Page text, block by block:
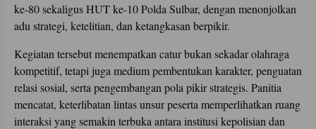
ke-80 sekaligus HUT ke-10 Polda Sulbar, dengan menonjolkan
adu strategi, ketelitian, dan ketangkasan berpikir.
Kegiatan tersebut menempatkan catur bukan sekadar olahraga
kompetitif, tetapi juga medium pembentukan karakter, penguatan
relasi sosial, serta pengembangan pola pikir strategis. Panitia
mencatat, keterlibatan lintas unsur peserta memperlihatkan ruang
interaksi yang semakin terbuka antara institusi kepolisian dan